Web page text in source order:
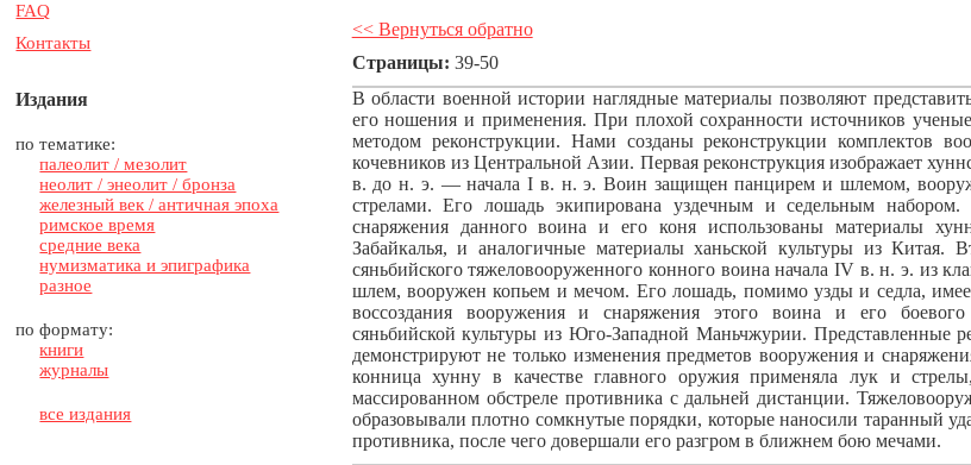
FAQ
Контакты
Издания
по тематике:
палеолит / мезолит
неолит / энеолит / бронза
железный век / античная эпоха
римское время
средние века
нумизматика и эпиграфика
разное
по формату:
книги
журналы
все издания
<< Вернуться обратно
Страницы: 39-50
В области военной истории наглядные материалы позволяют
его ношения и применения. При плохой сохранности источников
методом реконструкции. Нами созданы реконструкции комплектов
кочевников из Центральной Азии. Первая реконструкция изображает
в. до н. э. — начала I в. н. э. Воин защищен панцирем и шлемом,
стрелами. Его лошадь экипирована уздечным и седельным набором.
снаряжения данного воина и его коня использованы материалы
Забайкалья, и аналогичные материалы ханьской культуры из Китая.
сяньбийского тяжеловооруженного конного воина начала IV в. н. э. из
шлем, вооружен копьем и мечом. Его лошадь, помимо узды и седла,
воссоздания вооружения и снаряжения этого воина и его
сяньбийской культуры из Юго-Западной Маньчжурии. Представленные
демонстрируют не только изменения предметов вооружения и
конница хунну в качестве главного оружия применяла лук и
массированном обстреле противника с дальней дистанции.
образовывали плотно сомкнутые порядки, которые наносили таранный
противника, после чего довершали его разгром в ближнем бою мечами.